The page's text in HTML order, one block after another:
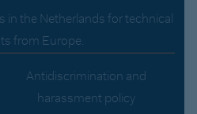
in the Netherlands for technical
from Europe.
Antidiscrimination and
harassment policy